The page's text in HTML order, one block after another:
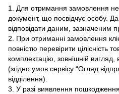
1. Для отримання замовлення
документ, що посвідчує особу.
відповідати даним, зазначеним
2. При отриманні замовлення
повністю перевірити цілісність
комплектацію, зовнішній вигляд,
(згідно умов сервісу “Огляд
відділення).
3. У разі виявлення